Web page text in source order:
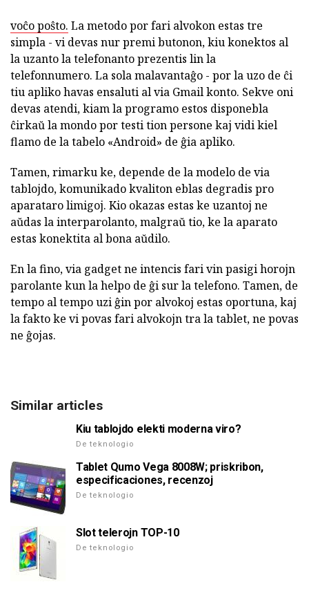
voĉo poŝto. La metodo por fari alvokon estas tre
simpla - vi devas nur premi butonon, kiu konektos al
la uzanto la telefonanto prezentis lin la
telefonnumero. La sola malavantaĝo - por la uzo de ĉi
tiu apliko havas ensaluti al via Gmail konto. Sekve oni
devas atendi, kiam la programo estos disponebla
ĉirkaŭ la mondo por testi tion persone kaj vidi kiel
flamo de la tabelo «Android» de ĝia apliko.
Tamen, rimarku ke, depende de la modelo de via
tablojdo, komunikado kvaliton eblas degradis pro
aparataro limigoj. Kio okazas estas ke uzantoj ne
aŭdas la interparolanto, malgraŭ tio, ke la aparato
estas konektita al bona aŭdilo.
En la fino, via gadget ne intencis fari vin pasigi horojn
parolante kun la helpo de ĝi sur la telefono. Tamen, de
tempo al tempo uzi ĝin por alvokoj estas oportuna, kaj
la fakto ke vi povas fari alvokojn tra la tablet, ne povas
ne ĝojas.
Similar articles
Kiu tablojdo elekti moderna viro?
De teknologio
Tablet Qumo Vega 8008W; priskribon,
especificaciones, recenzoj
De teknologio
Slot telerojn TOP-10
De teknologio